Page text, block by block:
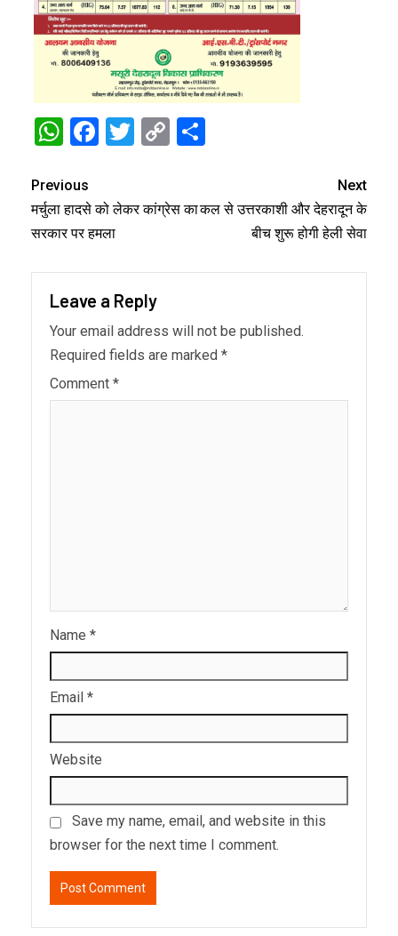
WhatsApp
Facebook
Twitter
Copy
Previous
मर्चुला हादसे को लेकर कांग्रेस का
सरकार पर हमला
Next
कल से उत्तरकाशी और देहरादून के
बीच शुरू होगी हेली सेवा
Leave a Reply
Your email address will not be published.
Required fields are marked *
Comment *
Name *
Email *
Website
Save my name, email, and website in this
browser for the next time I comment.